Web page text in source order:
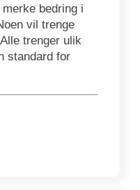
bedring i
vil trenge
trenger ulik
standard for